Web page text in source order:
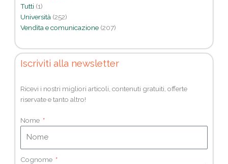
Tutti (1)
Università (252)
Vendita e comunicazione (207)
Iscriviti alla newsletter
Ricevi i nostri migliori articoli, contenuti gratuiti, offerte
riservate e tanto altro!
Nome
Cognome